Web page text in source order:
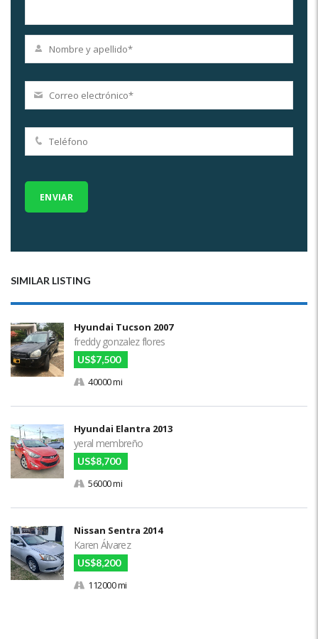
SIMILAR LISTING
Hyundai Tucson 2007
freddy gonzalez flores
US$7,500
40000 mi
Hyundai Elantra 2013
yeral membreño
US$8,700
56000 mi
Nissan Sentra 2014
Karen Álvarez
US$8,200
112000 mi